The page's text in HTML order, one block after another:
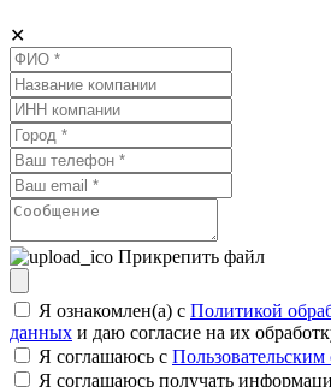
✕
Прикрепить файл
Я ознакомлен(а) с Политикой
данных и даю согласие на их
Я соглашаюсь c
Я соглашаюсь получать